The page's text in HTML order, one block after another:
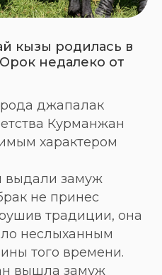
кызы родилась в
недалеко от
джапалак
Курманжан
характером
выдали замуж
не принес
традиции, она
неслыханным
того времени.
вышла замуж